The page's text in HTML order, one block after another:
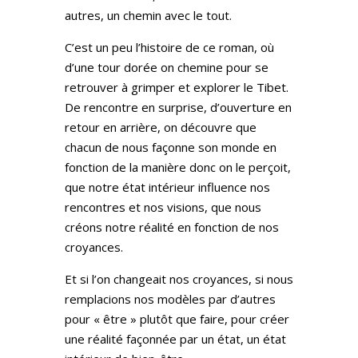
autres, un chemin avec le tout.
C’est un peu l’histoire de ce roman, où
d’une tour dorée on chemine pour se
retrouver à grimper et explorer le Tibet.
De rencontre en surprise, d’ouverture en
retour en arrière, on découvre que
chacun de nous façonne son monde en
fonction de la manière donc on le perçoit,
que notre état intérieur influence nos
rencontres et nos visions, que nous
créons notre réalité en fonction de nos
croyances.
Et si l’on changeait nos croyances, si nous
remplacions nos modèles par d’autres
pour « être » plutôt que faire, pour créer
une réalité façonnée par un état, un état